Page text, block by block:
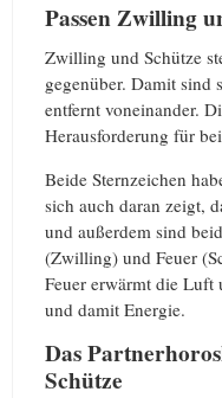
Passen Zwilling
Zwilling und Schütze
gegenüber. Damit sind
entfernt voneinander.
Herausforderung für
Beide Sternzeichen
sich auch daran zeigt,
und außerdem sind
(Zwilling) und Feuer
Feuer erwärmt die Luft
und damit Energie.
Das
Schütze